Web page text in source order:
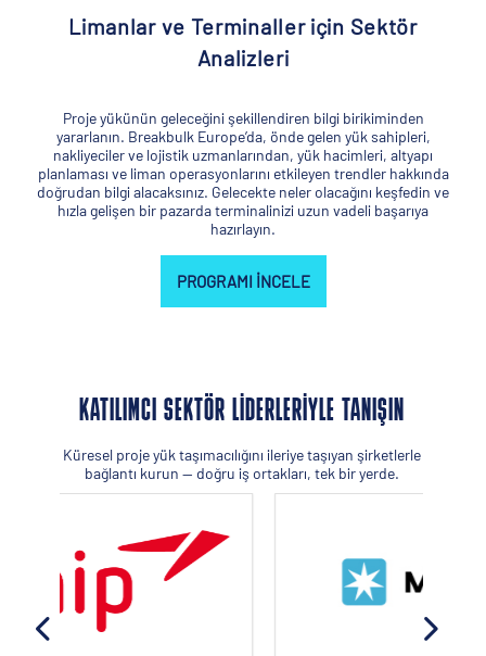
Limanlar ve Terminaller için Sektör
Analizleri
Proje yükünün geleceğini şekillendiren bilgi birikiminden
yararlanın. Breakbulk Europe’da, önde gelen yük sahipleri,
nakliyeciler ve lojistik uzmanlarından, yük hacimleri, altyapı
planlaması ve liman operasyonlarını etkileyen trendler hakkında
doğrudan bilgi alacaksınız. Gelecekte neler olacağını keşfedin ve
hızla gelişen bir pazarda terminalinizi uzun vadeli başarıya
hazırlayın.
PROGRAMI INCELE
KATILIMCI SEKTÖR LIDERLERIYLE TANIŞIN
Küresel proje yük taşımacılığını ileriye taşıyan şirketlerle
bağlantı kurun — doğru iş ortakları, tek bir yerde.